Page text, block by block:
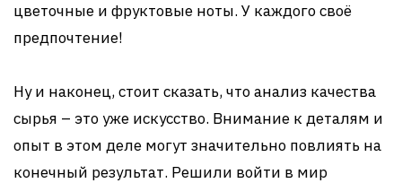
цветочные и фруктовые ноты. У каждого своё
предпочтение!
Ну и наконец, стоит сказать, что анализ качества
сырья – это уже искусство. Внимание к деталям и
опыт в этом деле могут значительно повлиять на
конечный результат. Решили войти в мир